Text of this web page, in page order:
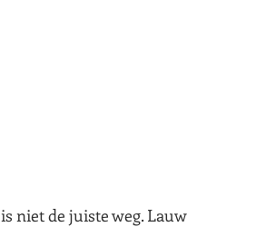
niet de juiste weg. Lauw